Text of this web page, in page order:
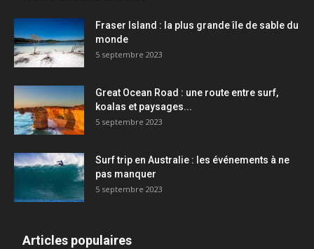
Fraser Island : la plus grande île de sable du
monde
5 septembre 2023
Great Ocean Road : une route entre surf,
koalas et paysages...
5 septembre 2023
Surf trip en Australie : les événements à ne
pas manquer
5 septembre 2023
Articles populaires